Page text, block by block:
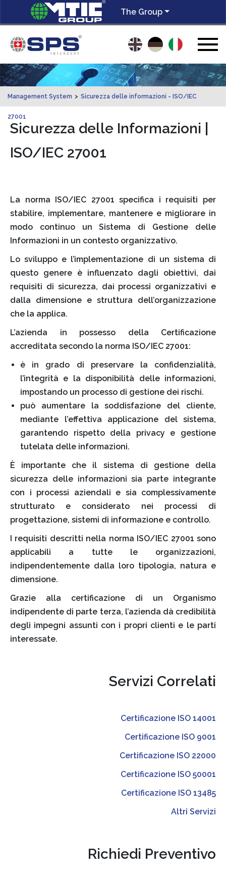
The Group
Management System > Sicurezza delle informazioni - ISO/IEC
27001
Sicurezza delle Informazioni |
ISO/IEC 27001
La norma ISO/IEC 27001 specifica i requisiti per
stabilire, implementare, mantenere e migliorare in
modo continuo un Sistema di Gestione delle
Informazioni in un contesto organizzativo.
Lo sviluppo e l’implementazione di un sistema di
questo genere è influenzato dagli obiettivi, dai
requisiti di sicurezza, dai processi organizzativi e
dalla dimensione e struttura dell’organizzazione
che la applica.
L’azienda in possesso della Certificazione
accreditata secondo la norma ISO/IEC 27001:
è in grado di preservare la confidenzialità,
l’integrità e la disponibilità delle informazioni,
impostando un processo di gestione dei rischi.
può aumentare la soddisfazione del cliente,
mediante l’effettiva applicazione del sistema,
garantendo rispetto della privacy e gestione
tutelata delle informazioni.
È importante che il sistema di gestione della
sicurezza delle informazioni sia parte integrante
con i processi aziendali e sia complessivamente
strutturato e considerato nei processi di
progettazione, sistemi di informazione e controllo.
I requisiti descritti nella norma ISO/IEC 27001 sono
applicabili a tutte le organizzazioni,
indipendentemente dalla loro tipologia, natura e
dimensione.
Grazie alla certificazione di un Organismo
indipendente di parte terza, l’azienda dà credibilità
degli impegni assunti con i propri clienti e le parti
interessate.
Servizi Correlati
Certificazione ISO 14001
Certificazione ISO 9001
Certificazione ISO 22000
Certificazione ISO 50001
Certificazione ISO 13485
Altri Servizi
Richiedi Preventivo